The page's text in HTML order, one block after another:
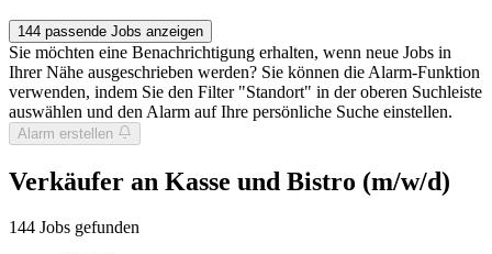
144 passende Jobs anzeigen
Sie möchten eine Benachrichtigung erhalten, wenn neue Jobs in
Ihrer Nähe ausgeschrieben werden? Sie können die Alarm-Funktion
verwenden, indem Sie den Filter "Standort" in der oberen Suchleiste
auswählen und den Alarm auf Ihre persönliche Suche einstellen.
Alarm erstellen
Verkäufer an Kasse und Bistro (m/w/d)
144 Jobs gefunden